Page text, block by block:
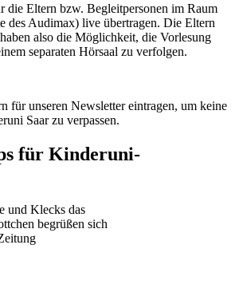
die Eltern bzw. Begleitpersonen im Raum
des Audimax) live übertragen. Die Eltern
also die Möglichkeit, die Vorlesung
separaten Hörsaal zu verfolgen.
für unseren Newsletter eintragen, um keine
Saar zu verpassen.
für Kinderuni-